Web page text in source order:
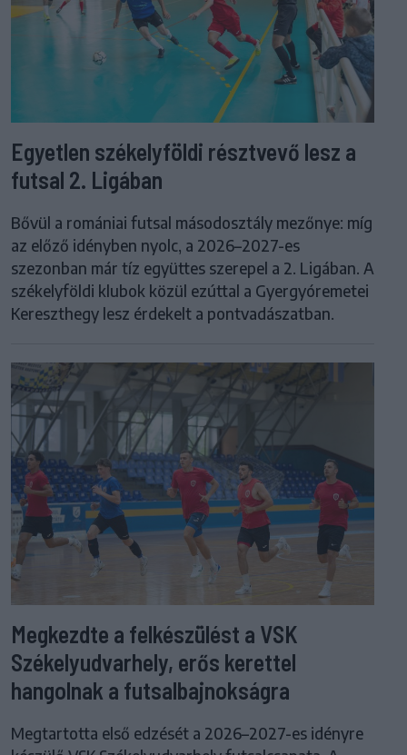
Egyetlen székelyföldi résztvevő lesz a
futsal 2. Ligában
Bővül a romániai futsal másodosztály mezőnye: míg
az előző idényben nyolc, a 2026–2027-es
szezonban már tíz együttes szerepel a 2. Ligában. A
székelyföldi klubok közül ezúttal a Gyergyóremetei
Kereszthegy lesz érdekelt a pontvadászatban.
Megkezdte a felkészülést a VSK
Székelyudvarhely, erős kerettel
hangolnak a futsalbajnokságra
Megtartotta első edzését a 2026–2027-es idényre